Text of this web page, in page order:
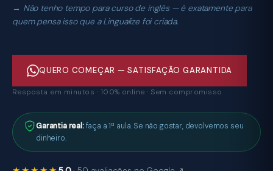
Não tenho tempo para curso de inglês — é exatamente para
quem pensa isso que a Lingualize foi criada.
QUERO COMEÇAR — SATISFAÇÃO GARANTIDA
Resposta em minutos · 100% online · Sem compromisso
Garantia real:faça a 1ª aula. Se não gostar, devolvemos seu
dinheiro.